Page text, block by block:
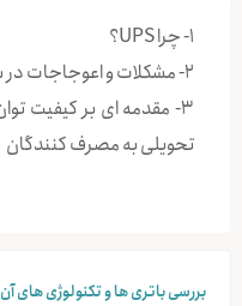
۱- چرا UPS؟
۲- مشکلات و اعوجاجات در شبکه برق
تحویلی به مصرف کنندگان
بررسی باتری ها و تکنولوژی های آن